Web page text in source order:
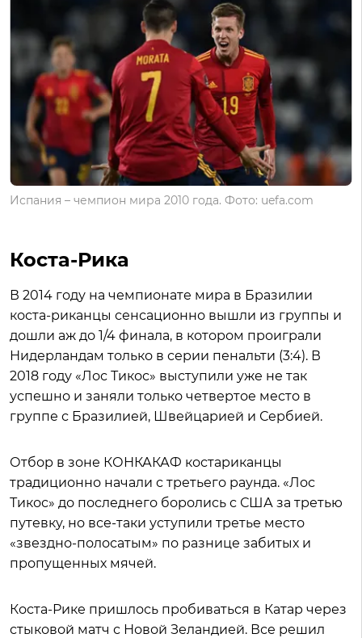
Испания – чемпион мира 2010 года. Фото: uefa.com
Коста-Рика
В 2014 году на чемпионате мира в Бразилии
коста-риканцы сенсационно вышли из группы и
дошли аж до 1/4 финала, в котором проиграли
Нидерландам только в серии пенальти (3:4). В
2018 году «Лос Тикос» выступили уже не так
успешно и заняли только четвертое место в
группе с Бразилией, Швейцарией и Сербией.
Отбор в зоне КОНКАКАФ костариканцы
традиционно начали с третьего раунда. «Лос
Тикос» до последнего боролись с США за третью
путевку, но все-таки уступили третье место
«звездно-полосатым» по разнице забитых и
пропущенных мячей.
Коста-Рике пришлось пробиваться в Катар через
стыковой матч с Новой Зеландией. Все решил